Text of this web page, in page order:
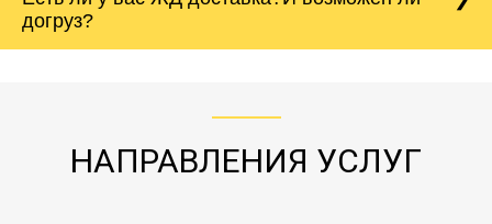
холодильника - обложить картонными
коробками и обмотать стрейч пленкой.
Вашего груза по ставке 0.15 от стоимости
груза. Мы сотрудничаем по услугам страховки
заканчивая выгрузкой в пункте получателя.
догруз?
НАПРАВЛЕНИЯ УСЛУГ